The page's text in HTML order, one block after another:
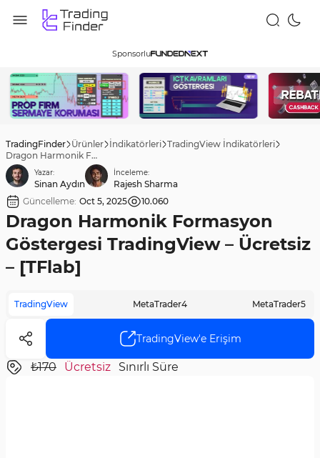
Sponsorlu
TradingFinder Ürünler İndikatörleri TradingView İndikatörleri
Dragon Harmonik Formasyon Göstergesi TradingView – Ücretsiz – [TFlab]
Yazar:
Sinan Aydın
İnceleme:
Rajesh Sharma
Güncelleme: Oct 5, 2025 10.060
Dragon Harmonik Formasyon
Göstergesi TradingView – Ücretsiz
– [TFlab]
TradingView MetaTrader4 MetaTrader5
TradingView'e Erişim
₺170 Ücretsiz Sınırlı Süre